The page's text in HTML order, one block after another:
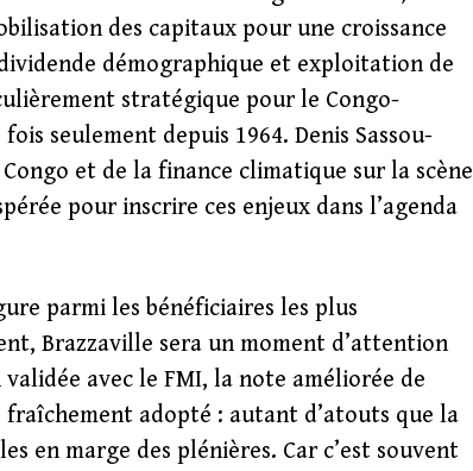
des capitaux pour une croissance
démographique et exploitation de
stratégique pour le Congo-
seulement depuis 1964. Denis Sassou-
et de la finance climatique sur la scène
pour inscrire ces enjeux dans l’agenda
parmi les bénéficiaires les plus
Brazzaville sera un moment d’attention
avec le FMI, la note améliorée de
adopté : autant d’atouts que la
en marge des plénières. Car c’est souvent